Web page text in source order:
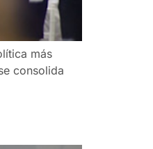
más
consolida